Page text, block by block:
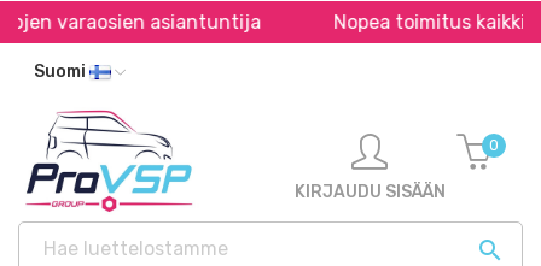
varaosien asiantuntija Nopea toimitus
Suomi

KIRJAUDU SISÄÄN
0